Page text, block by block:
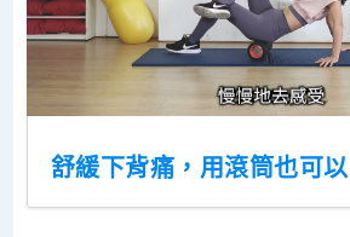
舒緩下背痛，用滾筒也可以